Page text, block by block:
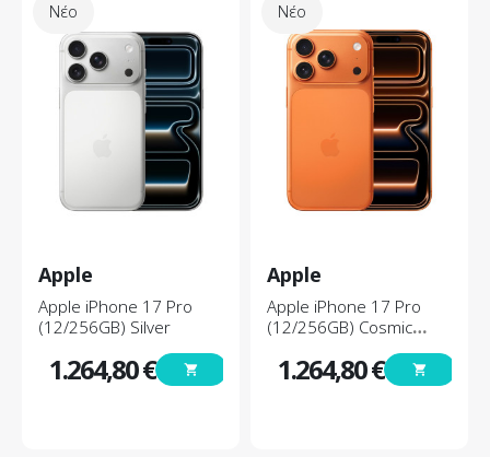
Νέο
Apple
Apple iPhone 17 Pro
(12/256GB) Silver
Τιμή
1.264,80 € shopping_cart
Νέο
Apple
Apple iPhone 17 Pro
(12/256GB) Cosmic
Τιμή
1.264,80 € shopping_cart